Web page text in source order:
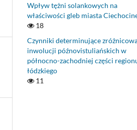
Wpływ tężni solankowych na
właściwości gleb miasta
18
Czynniki determinujące
inwolucji późnovistuliańskich w
północno-zachodniej części
łódzkiego
11